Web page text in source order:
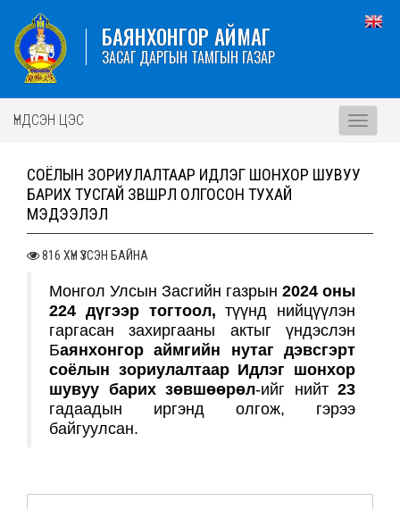
БАЯНХОНГОР АЙМАГ
ЗАСАГ ДАРГЫН ТАМГЫН ГАЗАР
ҮНДСЭН ЦЭС
Toggle
СОЁЛЫН ЗОРИУЛАЛТААР ИДЛЭГ ШОНХОР ШУВУУ
БАРИХ ТУСГАЙ ЗӨВШӨӨРӨЛ ОЛГОСОН ТУХАЙ
МЭДЭЭЛЭЛ
816 ХҮН ҮЗСЭН БАЙНА
Монгол Улсын Засгийн газрын 2024 оны
224 дүгээр тогтоол, түүнд нийцүүлэн
гаргасан захиргааны актыг үндэслэн
Баянхонгор аймгийн нутаг дэвсгэрт
соёлын зориулалтаар Идлэг шонхор
шувуу барих зөвшөөрөл-ийг нийт 23
гадаадын иргэнд олгож, гэрээ
байгуулсан.